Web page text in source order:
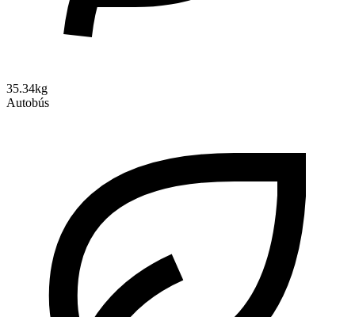
35.34kg
Autobús